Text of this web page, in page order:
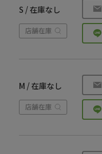
S / 在庫なし
店舗在庫
M / 在庫なし
店舗在庫